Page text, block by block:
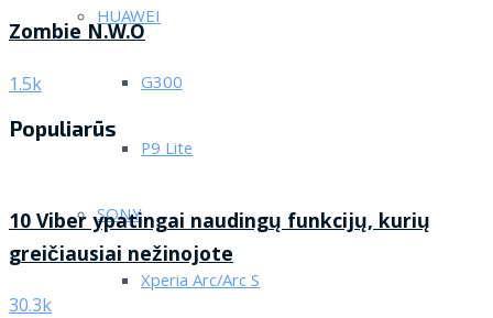
HUAWEI
G300
P9 Lite
SONY
Xperia Arc/Arc S
Zombie N.W.O
1.5k
Populiarūs
10 Viber ypatingai naudingų funkcijų, kurių
greičiausiai nežinojote
30.3k